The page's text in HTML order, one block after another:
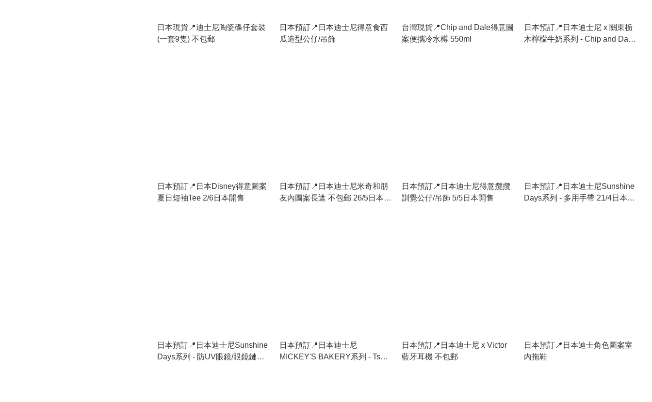
日本現貨📍迪士尼陶瓷碟仔套裝
(一套9隻) 不包郵
日本預訂📍日本迪士尼得意食西
瓜造型公仔/吊飾
台灣現貨📍Chip and Dale得意圖
案便攜冷水樽 550ml
日本預訂📍日本迪士尼 x 關東栃
木檸檬牛奶系列 - Chip and Dale
日本預訂📍日本Disney得意圖案
夏日短袖Tee 2/6日本開售
日本預訂📍日本迪士尼米奇和朋
友內圖案長遮 不包郵 26/5日本開
日本預訂📍日本迪士尼得意攬攬
訓覺公仔/吊飾 5/5日本開售
日本預訂📍日本迪士尼Sunshine
Days系列 - 多用手帶 21/4日本開
日本預訂📍日本迪士尼Sunshine
Days系列 - 防UV眼鏡/眼鏡鏈
日本預訂📍日本迪士尼
MICKEY'S BAKERY系列 - Tsum
日本預訂📍日本迪士尼 x Victor
藍牙耳機 不包郵
日本預訂📍日本迪士角色圖案室
內拖鞋